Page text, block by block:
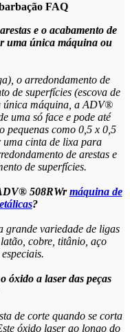
FAQ
e o acabamento de
uma única máquina ou
o arredondamento de
de superfícies (escova de
única máquina, a ADV®
uma só face e pode até
pequenas como 0,5 x 0,5
uma cinta de lixa para
de arestas e
de superfícies.
508RWrmáquina de
?
grande variedade de ligas
cobre, titânio, aço
óxido a laser das peças
de corte quando se corta
óxido laser ao longo do